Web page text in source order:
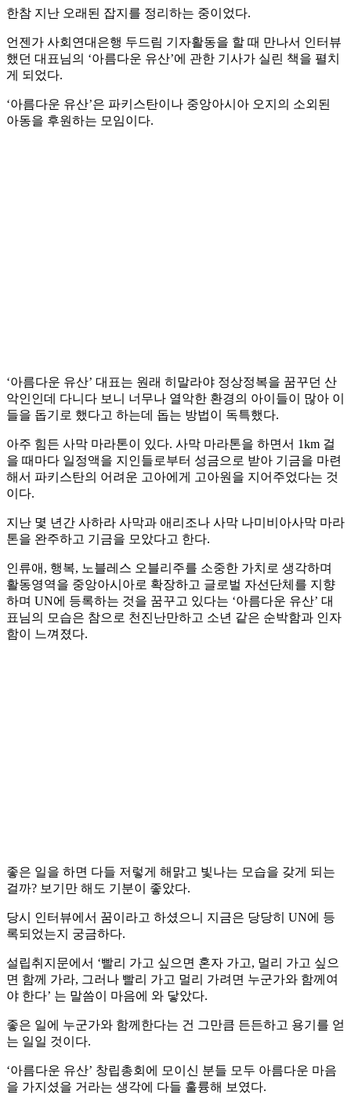
한참 지난 오래된 잡지를 정리하는 중이었다.
언젠가 사회연대은행 두드림 기자활동을 할 때 만나서 인터뷰
했던 대표님의 ‘아름다운 유산’에 관한 기사가 실린 책을 펼치
게 되었다.
‘아름다운 유산’은 파키스탄이나 중앙아시아 오지의 소외된
아동을 후원하는 모임이다.
‘아름다운 유산’ 대표는 원래 히말라야 정상정복을 꿈꾸던 산
악인인데 다니다 보니 너무나 열악한 환경의 아이들이 많아 이
들을 돕기로 했다고 하는데 돕는 방법이 독특했다.
아주 힘든 사막 마라톤이 있다. 사막 마라톤을 하면서 1km 걸
을 때마다 일정액을 지인들로부터 성금으로 받아 기금을 마련
해서 파키스탄의 어려운 고아에게 고아원을 지어주었다는 것
이다.
지난 몇 년간 사하라 사막과 애리조나 사막 나미비아사막 마라
톤을 완주하고 기금을 모았다고 한다.
인류애, 행복, 노블레스 오블리주를 소중한 가치로 생각하며
활동영역을 중앙아시아로 확장하고 글로벌 자선단체를 지향
하며 UN에 등록하는 것을 꿈꾸고 있다는 ‘아름다운 유산’ 대
표님의 모습은 참으로 천진난만하고 소년 같은 순박함과 인자
함이 느껴졌다.
좋은 일을 하면 다들 저렇게 해맑고 빛나는 모습을 갖게 되는
걸까? 보기만 해도 기분이 좋았다.
당시 인터뷰에서 꿈이라고 하셨으니 지금은 당당히 UN에 등
록되었는지 궁금하다.
설립취지문에서 ‘빨리 가고 싶으면 혼자 가고, 멀리 가고 싶으
면 함께 가라, 그러나 빨리 가고 멀리 가려면 누군가와 함께여
야 한다’ 는 말씀이 마음에 와 닿았다.
좋은 일에 누군가와 함께한다는 건 그만큼 든든하고 용기를 얻
는 일일 것이다.
‘아름다운 유산’ 창립총회에 모이신 분들 모두 아름다운 마음
을 가지셨을 거라는 생각에 다들 훌륭해 보였다.